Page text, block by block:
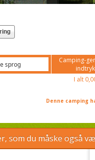
Camping-
indtryk
I alt
Denne camping
som du måske også